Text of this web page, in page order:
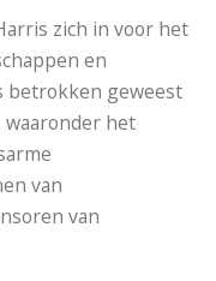
zich in voor het
en
betrokken geweest
het
van
van